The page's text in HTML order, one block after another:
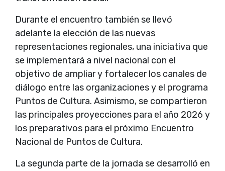
Durante el encuentro también se llevó
adelante la elección de las nuevas
representaciones regionales, una iniciativa que
se implementará a nivel nacional con el
objetivo de ampliar y fortalecer los canales de
diálogo entre las organizaciones y el programa
Puntos de Cultura. Asimismo, se compartieron
las principales proyecciones para el año 2026 y
los preparativos para el próximo Encuentro
Nacional de Puntos de Cultura.
La segunda parte de la jornada se desarrolló en